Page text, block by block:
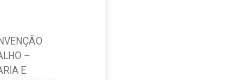
–
E